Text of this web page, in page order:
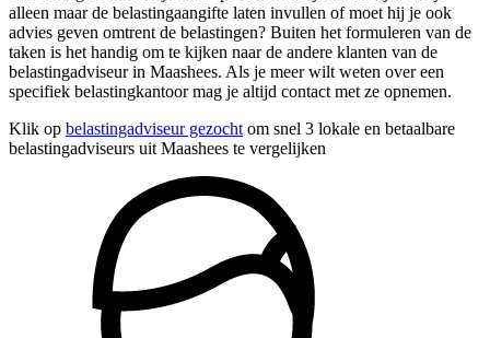
alleen maar de belastingaangifte laten invullen of moet hij je ook
advies geven omtrent de belastingen? Buiten het formuleren van de
taken is het handig om te kijken naar de andere klanten van de
belastingadviseur in Maashees. Als je meer wilt weten over een
specifiek belastingkantoor mag je altijd contact met ze opnemen.
Klik op belastingadviseur gezocht om snel 3 lokale en betaalbare
belastingadviseurs uit Maashees te vergelijken